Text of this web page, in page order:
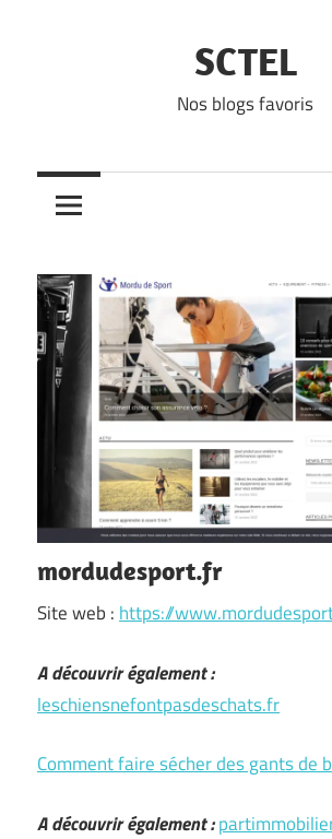
SCTEL
Nos blogs favoris
mordudesport.fr
Site web : https://
A découvrir également :
leschiensnefontpasdeschats.fr
Comment faire sécher des gants de
A découvrir également :